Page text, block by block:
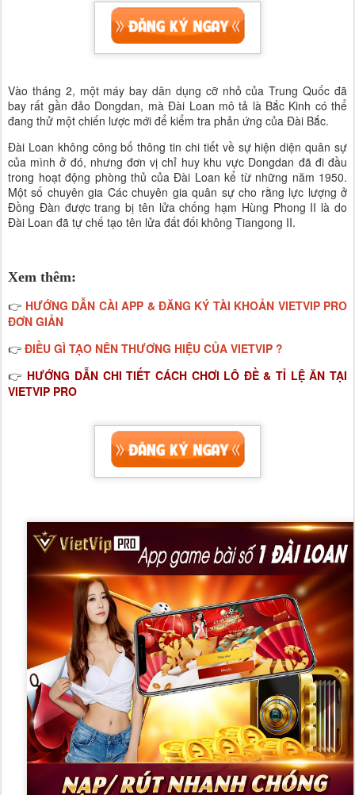
Vào tháng 2, một máy bay dân dụng cỡ nhỏ của Trung Quốc đã
bay rất gần đảo Dongdan, mà Đài Loan mô tả là Bắc Kinh có thể
đang thử một chiến lược mới để kiểm tra phản ứng của Đài Bắc.
Đài Loan không công bố thông tin chi tiết về sự hiện diện quân sự
của mình ở đó, nhưng đơn vị chỉ huy khu vực Dongdan đã đi đầu
trong hoạt động phòng thủ của Đài Loan kể từ những năm 1950.
Một số chuyên gia Các chuyên gia quân sự cho rằng lực lượng ở
Đồng Đàn được trang bị tên lửa chống hạm Hùng Phong II là do
Đài Loan đã tự chế tạo tên lửa đất đối không Tiangong II.
Xem thêm:
👉 HƯỚNG DẪN CÀI APP & ĐĂNG KÝ TÀI KHOẢN VIETVIP PRO
ĐƠN GIẢN
👉 ĐIỀU GÌ TẠO NÊN THƯƠNG HIỆU CỦA VIETVIP ?
👉 HƯỚNG DẪN CHI TIẾT CÁCH CHƠI LÔ ĐỀ & TỈ LỆ ĂN TẠI
VIETVIP PRO